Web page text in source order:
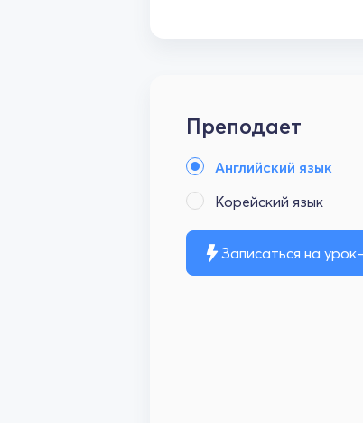
Преподает
Английский язык
Корейский язык
Записаться на урок